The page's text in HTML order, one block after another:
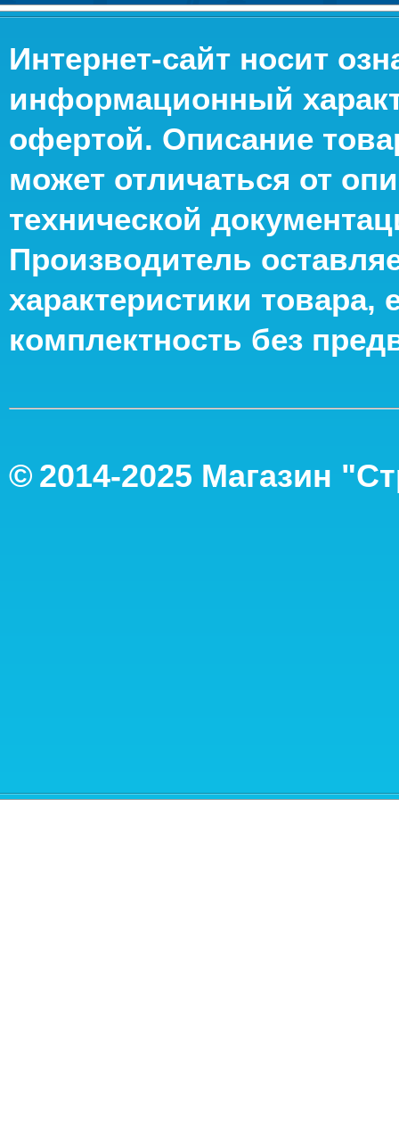
Интернет-сайт носит
информационный
офертой. Описание
может отличаться от
технической
Производитель
характеристики
комплектность без
© 2014-2025 Магазин